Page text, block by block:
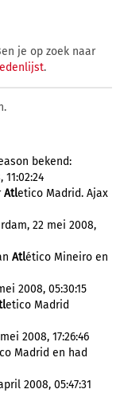
je op zoek naar
.
bekend:
Atletico Madrid. Ajax
22 mei 2008,
Atlético Mineiro en
2008, 05:30:15
etico Madrid
2008, 17:26:46
Madrid en had
2008, 05:47:31